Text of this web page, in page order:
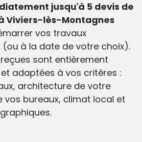
jusqu'à 5 devis de
Viviers-lès-Montagnes
vos travaux
à la date de votre choix).
sont entièrement
adaptées à vos critères :
architecture de votre
vos bureaux, climat local et